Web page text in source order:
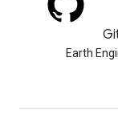
Earth